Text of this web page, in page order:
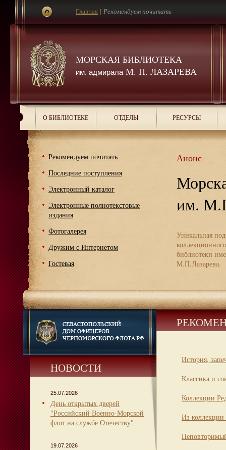
МОРСКАЯ БИБЛИОТЕКА
им. адмиралаМ. П. ЛАЗАРЕВА
Главная | Рекомендуем почитать
О БИБЛИОТЕКЕ ОТДЕЛЫ РЕСУРСЫ
Рекомендуем почитать
Последние поступления
Электронный каталог
Электронные полнотекстовые
издания
Фотогалерея
Дружим с Интернетом
Гостевая
Анонс
им.
Уникальная
библиотеки
М.П.Лазарева.
НОВОСТИ
25.07.2026
День открытых дверей
"Российский Военно-Морской
флот на службе Отечеству"
19.07.2026
История,
Классика и
Коллекции
Из